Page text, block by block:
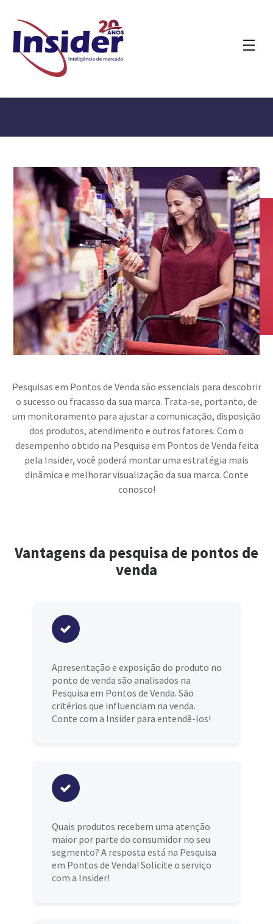
Pesquisas em Pontos de Venda são essenciais para descobrir
o sucesso ou fracasso da sua marca. Trata-se, portanto, de
um monitoramento para ajustar a comunicação, disposição
dos produtos, atendimento e outros fatores. Com o
desempenho obtido na Pesquisa em Pontos de Venda feita
pela Insider, você poderá montar uma estratégia mais
dinâmica e melhorar visualização da sua marca. Conte
conosco!
Vantagens da pesquisa de pontos de
venda
Apresentação e exposição do produto no
ponto de venda são analisados na
Pesquisa em Pontos de Venda. São
critérios que influenciam na venda.
Conte com a Insider para entendê-los!
Quais produtos recebem uma atenção
maior por parte do consumidor no seu
segmento? A resposta está na Pesquisa
em Pontos de Venda! Solicite o serviço
com a Insider!